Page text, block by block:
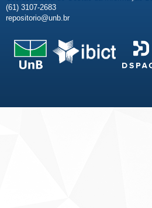
(61) 3107-2683
repositorio@unb.br